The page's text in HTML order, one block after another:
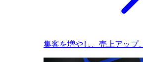
集客を増やし、売上アップ。